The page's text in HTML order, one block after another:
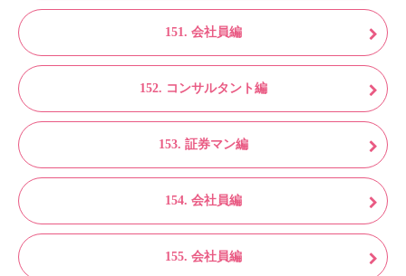
151. 会社員編
152. コンサルタント編
153. 証券マン編
154. 会社員編
155. 会社員編